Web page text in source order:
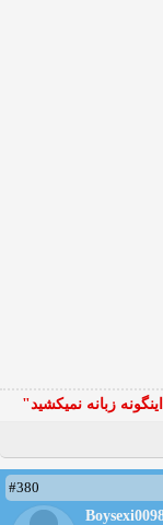
زبانه نميكشيد"
#380